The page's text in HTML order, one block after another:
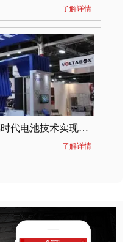
了解详情
能量密度304Wh/kg！宁德时代电池技术实现突破
了解详情